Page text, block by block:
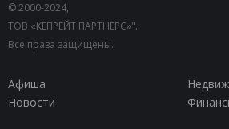
© 2000-2024,
ТОВ «КЕПРЕЙТ ПАРТНЕРС»".
Все права защищены.
Афиша
Новости